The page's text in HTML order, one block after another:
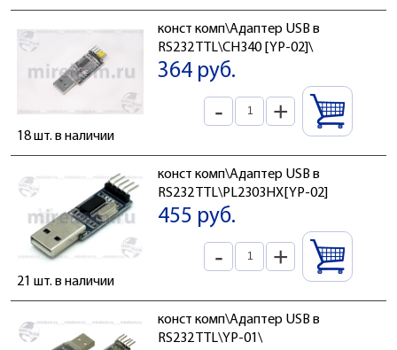
конст комп\Адаптер USB в
RS232 TTL\CH340 [YP-02]\
364 руб.
- +
18 шт. в наличии
конст комп\Адаптер USB в
RS232 TTL\PL2303HX[YP-02]
455 руб.
- +
21 шт. в наличии
конст комп\Адаптер USB в
RS232 TTL\YP-01\